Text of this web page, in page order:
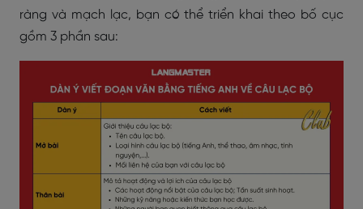
ràng và mạch lạc, bạn có thể triển khai theo bố cục
gồm 3 phần sau: